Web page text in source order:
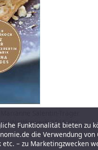
Wettbewerb 2015 der
Funktionalität bieten zu
die Verwendung
– zu Marketingzwecken